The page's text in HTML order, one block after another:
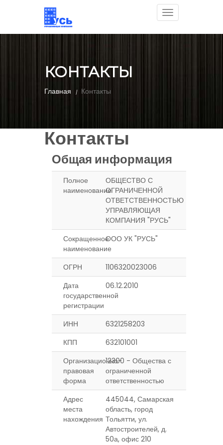
Toggle
КОНТАКТЫ
Главная Контакты
Контакты
Общая информация
Полное
наименование
ОБЩЕСТВО С
ОГРАНИЧЕННОЙ
ОТВЕТСТВЕННОСТЬЮ
УПРАВЛЯЮЩАЯ
КОМПАНИЯ "РУСЬ"
Сокращенное
наименование
ООО УК "РУСЬ"
ОГРН
1106320023006
Дата
государственной
регистрации
06.12.2010
ИНН
6321258203
КПП
632101001
Организационно-
правовая
форма
12300 - Общества с
ограниченной
ответственностью
Адрес
места
нахождения
445044, Самарская
область, город
Тольятти, ул.
Автостроителей, д.
50а, офис 210